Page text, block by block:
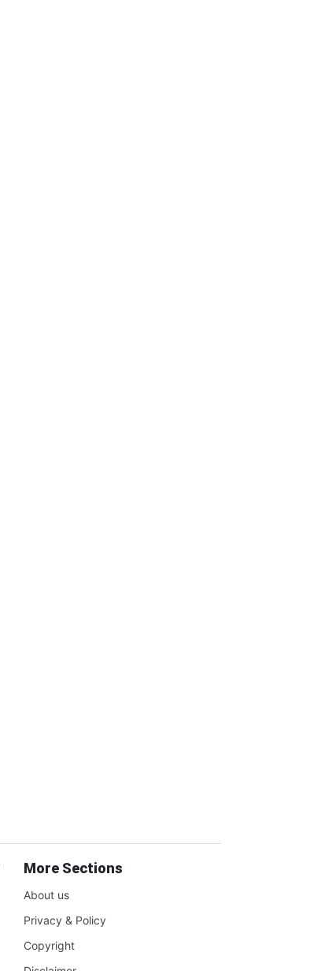
More Sections
About us
Privacy & Policy
Copyright